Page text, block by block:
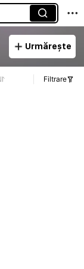
Urmărește
Filtrare